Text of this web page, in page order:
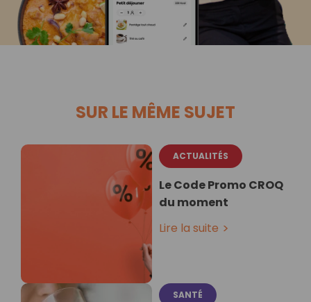
SUR LE MÊME SUJET
ACTUALITÉS
Le Code Promo CROQ
du moment
Lire la suite
SANTÉ